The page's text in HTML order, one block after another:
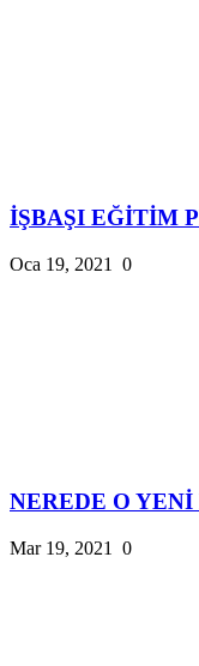
İŞBAŞI EĞİTİM
Oca 19, 2021 0
NEREDE O
Mar 19, 2021 0